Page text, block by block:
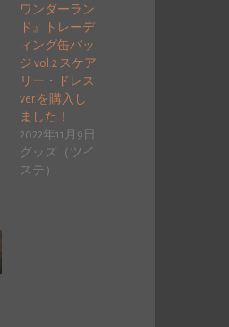
ワンダーラン
ド』トレーデ
ィング缶バッ
ジ vol.2 スケア
リー・ドレス
ver.を購入し
ました！
2022年11月9日
グッズ（ツイ
ステ）